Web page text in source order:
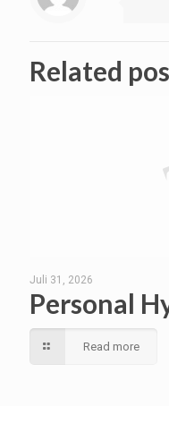
Related
Juli 31, 2026
Personal
Read more